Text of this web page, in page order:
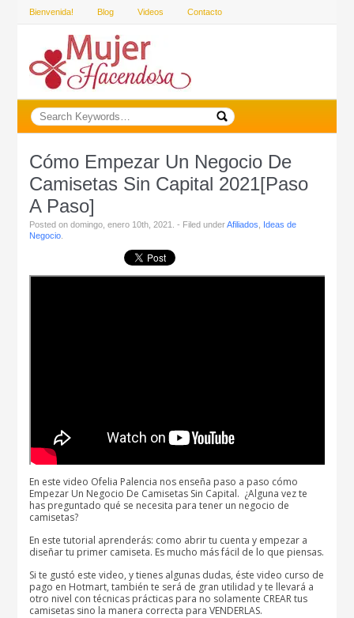
Bienvenida! Blog Videos Contacto
Cómo Empezar Un Negocio De
Camisetas Sin Capital 2021[Paso
A Paso]
Posted on domingo, enero 10th, 2021. - Filed underAfiliados
Ideas de
Negocio
En este video Ofelia Palencia nos enseña paso a paso cómo
Empezar Un Negocio De Camisetas Sin Capital. ¿Alguna vez te
has preguntado qué se necesita para tener un negocio de
camisetas?
En este tutorial aprenderás: como abrir tu cuenta y empezar a
diseñar tu primer camiseta. Es mucho más fácil de lo que piensas.
Si te gustó este video, y tienes algunas dudas, éste video curso de
pago en Hotmart, también te será de gran utilidad y te llevará a
otro nivel con técnicas prácticas para no solamente CREAR tus
camisetas sino la manera correcta para VENDERLAS.